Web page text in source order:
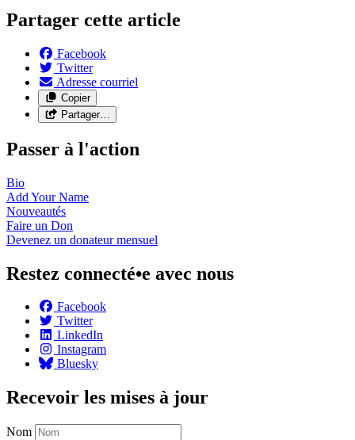
Partager cette article
Facebook
Twitter
Adresse courriel
Copier
Partager…
Passer à l'action
Bio
Add YourName
Nouveautés
Faire un Don
Devenez un donateurmensuel
Restez connecté•e avec nous
Facebook
Twitter
LinkedIn
Instagram
Bluesky
Recevoir les mises à jour
Nom